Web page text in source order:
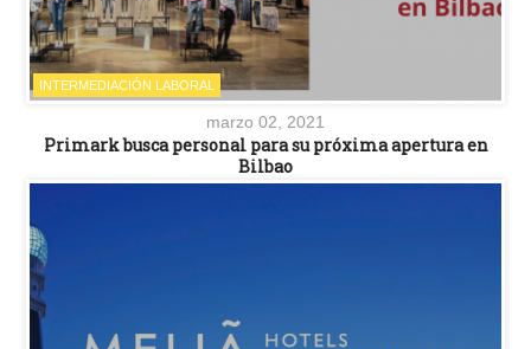
INTERMEDIACIÓN LABORAL
marzo 02, 2021
Primark busca personal para su próxima apertura en
Bilbao